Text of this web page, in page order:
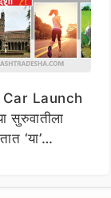
Launch
सुरुवातीला
‘या’